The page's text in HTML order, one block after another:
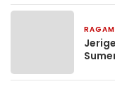
RAGAM